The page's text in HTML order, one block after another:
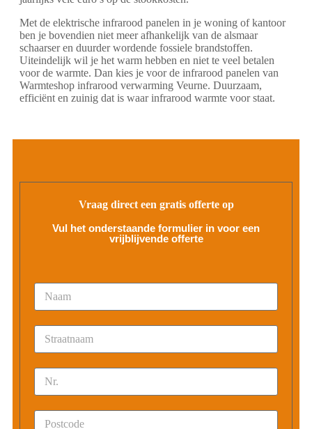
Met de elektrische infrarood panelen in je woning of kantoor
ben je bovendien niet meer afhankelijk van de alsmaar
schaarser en duurder wordende fossiele brandstoffen.
Uiteindelijk wil je het warm hebben en niet te veel betalen
voor de warmte. Dan kies je voor de infrarood panelen van
Warmteshop infrarood verwarming Veurne. Duurzaam,
efficiënt en zuinig dat is waar infrarood warmte voor staat.
Vraag direct een gratis offerte op
Vul het onderstaande formulier in voor een
vrijblijvende offerte